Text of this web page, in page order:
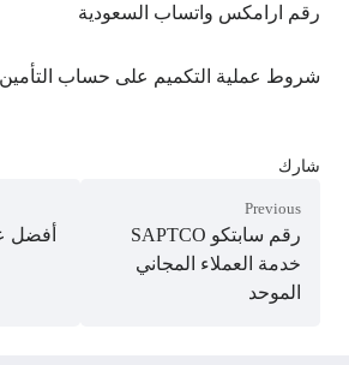
رقم ارامكس واتساب السعودية
شروط عملية التكميم على حساب التأمين
شارك
Previous
رقم سابتكو SAPTCO
خدمة العملاء المجاني
الموحد
أفضل